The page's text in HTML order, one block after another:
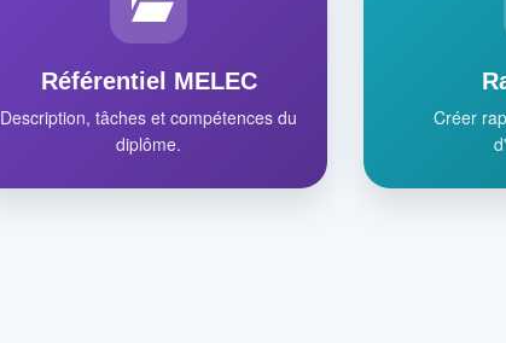
Référentiel MELEC
Description, tâches et compétences du
diplôme.
Créer